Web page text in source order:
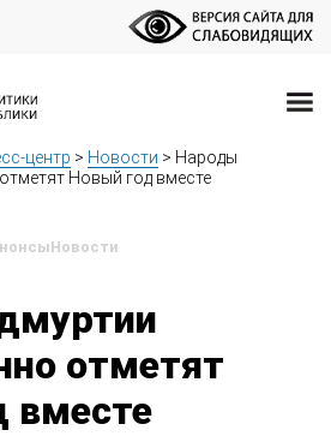
центр > Новости > Народы
Новый год вместе
Новости
отметят
вместе